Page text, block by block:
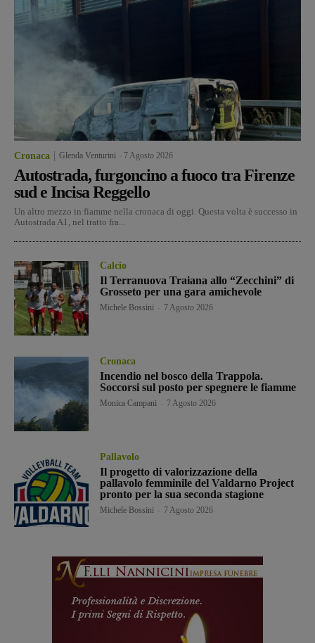
Cronaca Glenda Venturini 7 Agosto 2026
Autostrada, furgoncino a fuoco tra Firenze
sud e Incisa Reggello
Un altro mezzo in fiamme nella cronaca di oggi. Questa volta è successo in
Autostrada A1, nel tratto fra...
Calcio
Il Terranuova Traiana allo “Zecchini” di
Grosseto per una gara amichevole
Michele Bossini 7 Agosto 2026
Cronaca
Incendio nel bosco della Trappola.
Soccorsi sul posto per spegnere le fiamme
Monica Campani 7 Agosto 2026
Pallavolo
Il progetto di valorizzazione della
pallavolo femminile del Valdarno Project
pronto per la sua seconda stagione
Michele Bossini 7 Agosto 2026